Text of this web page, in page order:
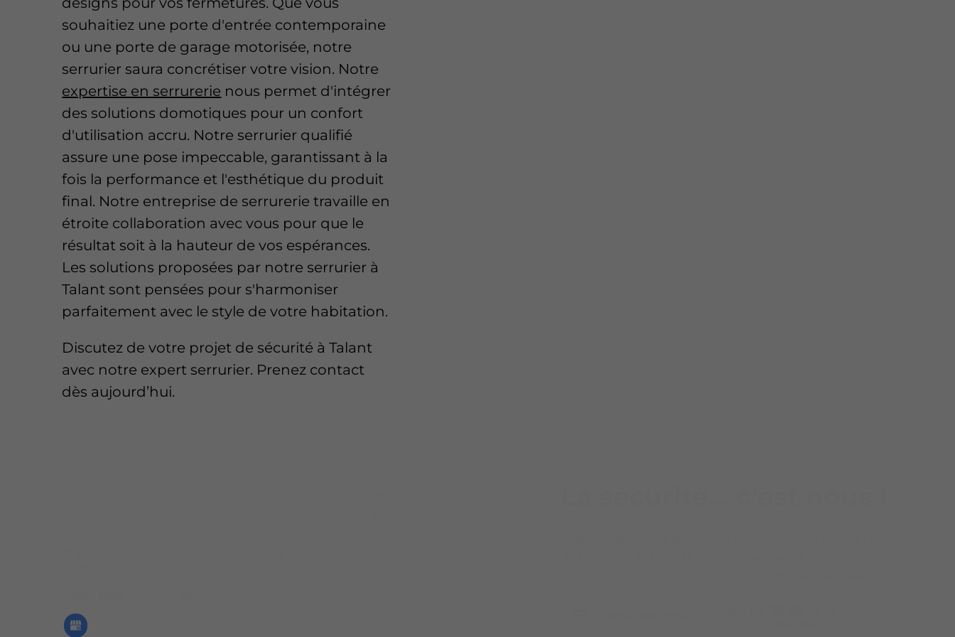
souhaitiez une porte d'entrée contemporaine
ou une porte de garage motorisée, notre
serrurier saura concrétiser votre vision. Notre
expertise en serrurerie nous permet d'intégrer
des solutions domotiques pour un confort
d'utilisation accru. Notre serrurier qualifié
assure une pose impeccable, garantissant à la
fois la performance et l'esthétique du produit
final. Notre entreprise de serrurerie travaille en
étroite collaboration avec vous pour que le
résultat soit à la hauteur de vos espérances.
Les solutions proposées par notre serrurier à
Talant sont pensées pour s'harmoniser
parfaitement avec le style de votre habitation.
Discutez de votre projet de sécurité à Talant
avec notre expert serrurier. Prenez contact
dès aujourd’hui.